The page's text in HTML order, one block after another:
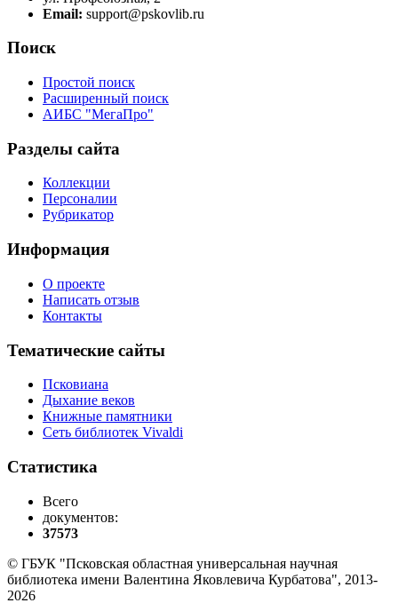
Email: support@pskovlib.ru
Поиск
Простой поиск
Расширенный поиск
АИБС "МегаПро"
Разделы сайта
Коллекции
Персоналии
Рубрикатор
Информация
О проекте
Написать отзыв
Контакты
Тематические сайты
Псковиана
Дыхание веков
Книжные памятники
Сеть библиотек Vivaldi
Статистика
Всего
документов:
37573
© ГБУК "Псковская областная универсальная научная
библиотека имени Валентина Яковлевича Курбатова", 2013-
2026